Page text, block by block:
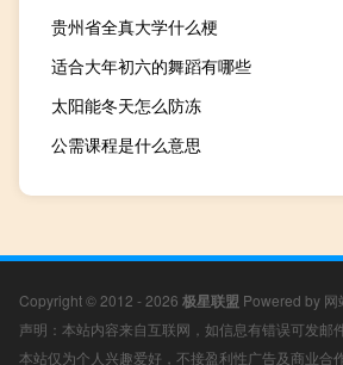
贵州省全真大学什么梗
适合大年初六的舞蹈有哪些
太阳能冬天怎么防冻
公需课程是什么意思
Copyright © 2012 - 2026 极星联盟 Powered by 网
声明：本站内容来自互联网，如信息有错误可发
本站仅为个人兴趣爱好，不接盈利性广告及商业合